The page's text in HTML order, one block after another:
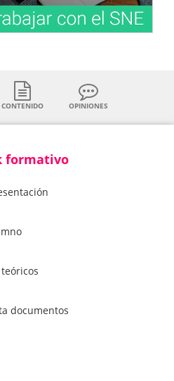
CONTENIDO OPINIONES
formativo
documentos